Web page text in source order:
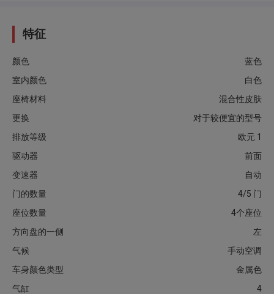
特征
颜色
蓝色
室内颜色
白色
座椅材料
混合性皮肤
更换
对于较便宜的型号
排放等级
欧元 1
驱动器
前面
变速器
自动
门的数量
4/5 门
座位数量
4个座位
方向盘的一侧
左
气候
手动空调
车身颜色类型
金属色
气缸
4